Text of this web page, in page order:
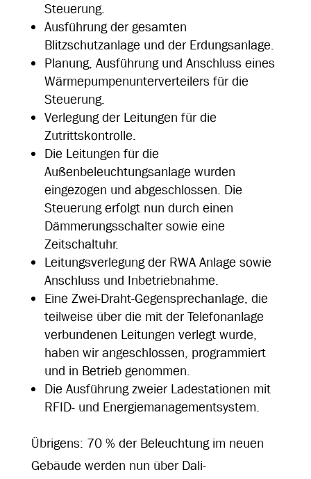
Steuerung.
Ausführung der gesamten
Blitzschutzanlage und der Erdungsanlage.
Planung, Ausführung und Anschluss eines
Wärmepumpenunterverteilers für die
Steuerung.
Verlegung der Leitungen für die
Zutrittskontrolle.
Die Leitungen für die
Außenbeleuchtungsanlage wurden
eingezogen und abgeschlossen. Die
Steuerung erfolgt nun durch einen
Dämmerungsschalter sowie eine
Zeitschaltuhr.
Leitungsverlegung der RWA Anlage sowie
Anschluss und Inbetriebnahme.
Eine Zwei-Draht-Gegensprechanlage, die
teilweise über die mit der Telefonanlage
verbundenen Leitungen verlegt wurde,
haben wir angeschlossen, programmiert
und in Betrieb genommen.
Die Ausführung zweier Ladestationen mit
RFID- und Energiemanagementsystem.
Übrigens: 70 % der Beleuchtung im neuen
Gebäude werden nun über Dali-